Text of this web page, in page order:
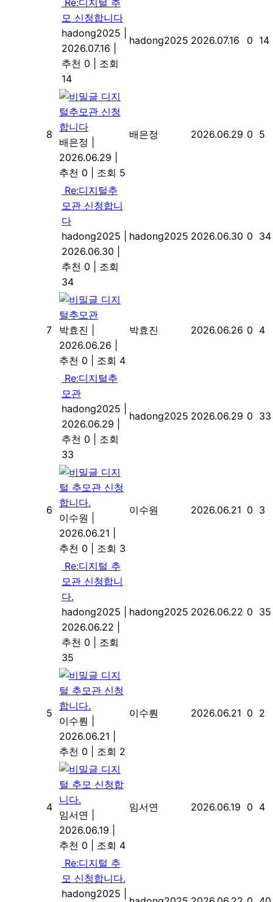
Re:디지털 추
모 신청합니다
hadong2025
2026.07.16
추천 0
조회
14
hadong2025 2026.07.16 0 14
8
디지
털추모관 신청
합니다
배은정
2026.06.29
추천 0
조회 5
배은정 2026.06.29 0 5
Re:디지털추
모관 신청합니
다
hadong2025
2026.06.30
추천 0
조회
34
hadong2025 2026.06.30 0 34
7
디지
털추모관
박효진
2026.06.26
추천 0
조회 4
박효진 2026.06.26 0 4
Re:디지털추
모관
hadong2025
2026.06.29
추천 0
조회
33
hadong2025 2026.06.29 0 33
6
디지
털 추모관 신청
합니다.
이수원
2026.06.21
추천 0
조회 3
이수원 2026.06.21 0 3
Re:디지털 추
모관 신청합니
다.
hadong2025
2026.06.22
추천 0
조회
35
hadong2025 2026.06.22 0 35
5
디지
털 추모관 신청
합니다.
이수뤈
2026.06.21
추천 0
조회 2
이수뤈 2026.06.21 0 2
4
디지
털 추모 신청합
니다.
임서연
2026.06.19
추천 0
조회 4
임서연 2026.06.19 0 4
Re:디지털 추
모 신청합니다.
hadong2025